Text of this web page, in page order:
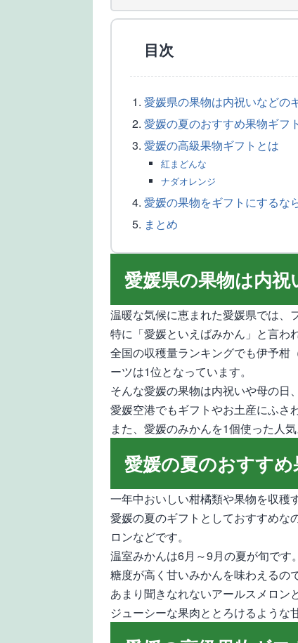
目次
愛媛県の果物は内祝いなどの
愛媛の夏のおすすめ果物ギフト
愛媛の高級果物ギフトとは
紅まどんな
ナダオレンジ
愛媛の果物をギフトにするな
まとめ
愛媛県の果物は内
温暖な気候に恵まれた愛媛県では、
特に「愛媛といえばみかん」と言わ
全国の収穫量ランキングでも伊予柑
ーツは1位となっています。
そんな愛媛の果物は内祝いや母の日
愛媛空港でもギフトやお土産にふさ
また、愛媛のみかんを1個使った人
愛媛の夏のおすすめ
一年中おいしい柑橘類や果物を収穫
愛媛の夏のギフトとしておすすめな
ロンなどです。
温室みかんは6月～9月の夏が旬です。
糖度が高く甘いみかんを味わえるの
あまり聞きなれないアールスメロン
ジューシーな果肉ととろけるような